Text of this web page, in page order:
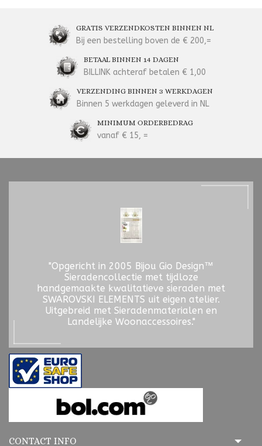
GRATIS VERZENDKOSTEN BINNEN NL
Bij een bestelling boven de € 200,=
BETAAL BINNEN 14 DAGEN
BILLINK achteraf betalen € 1,00
VERZENDING BINNEN 3 WERKDAGEN
Binnen 5 werkdagen geleverd in NL
MINIMUM ORDERBEDRAG
vanaf € 15, =
"Opgericht in 2005 Bijou Gio Design™
Sieradencollectie met tijdloze
handgemaakte kwalitatieve sieraden met
SWAROVSKI ELEMENTS uit eigen atelier.
Uitgebreid met Sieradenmaterialen en
Landelijke Woonaccessoires."
CONTACT INFO